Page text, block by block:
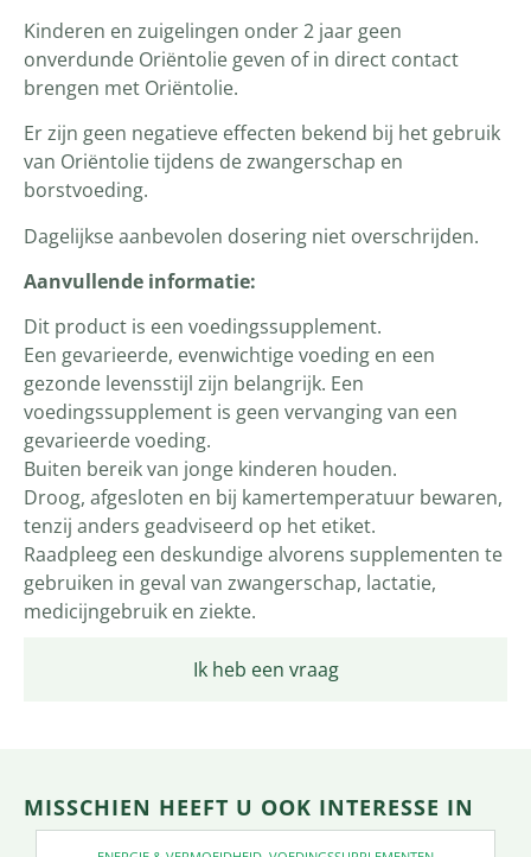
Ik heb een vraag
Kinderen en zuigelingen onder 2 jaar geen
onverdunde Oriëntolie geven of in direct contact
brengen met Oriëntolie.
Er zijn geen negatieve effecten bekend bij het gebruik
van Oriëntolie tijdens de zwangerschap en
borstvoeding.
Dagelijkse aanbevolen dosering niet overschrijden.
Aanvullende informatie:
Dit product is een voedingssupplement.
Een gevarieerde, evenwichtige voeding en een
gezonde levensstijl zijn belangrijk. Een
voedingssupplement is geen vervanging van een
gevarieerde voeding.
Buiten bereik van jonge kinderen houden.
Droog, afgesloten en bij kamertemperatuur bewaren,
tenzij anders geadviseerd op het etiket.
Raadpleeg een deskundige alvorens supplementen te
gebruiken in geval van zwangerschap, lactatie,
medicijngebruik en ziekte.
MISSCHIEN HEEFT U OOK INTERESSE IN